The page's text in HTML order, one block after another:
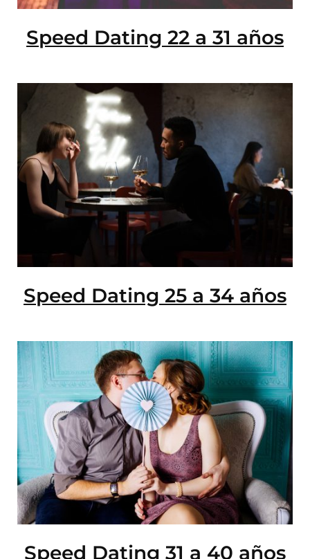
Speed Dating 22 a 31 años
Speed Dating 25 a 34 años
Speed Dating 31 a 40 años